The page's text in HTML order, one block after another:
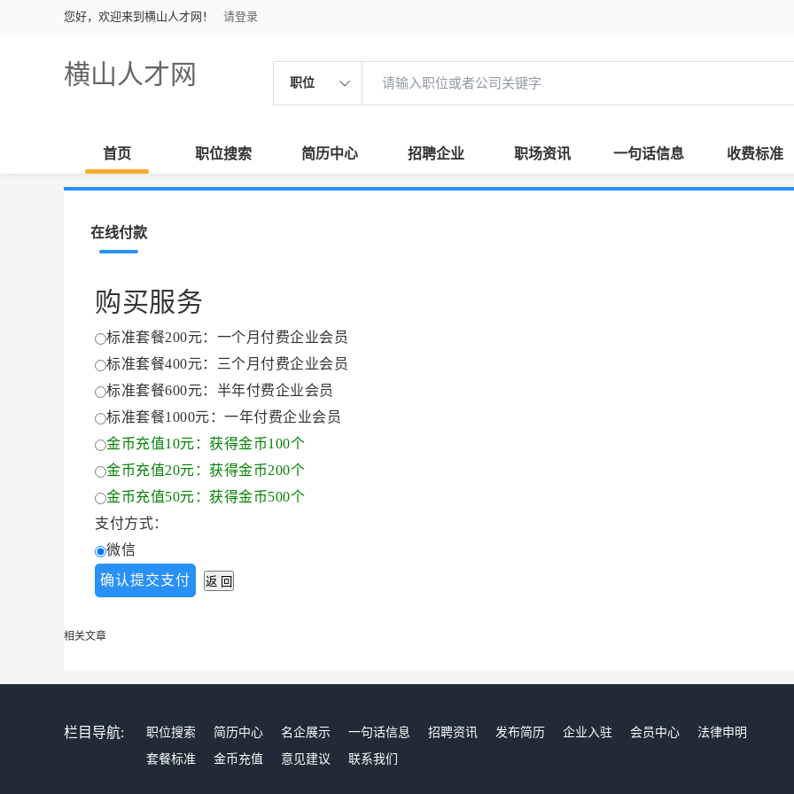
您好，欢迎来到横山人才网！ 请登录
横山人才网 职位
首页 职位搜索 简历中心 招聘企业 职场资讯 一句话信息 收费标准
在线付款
购买服务
标准套餐200元：一个月付费企业会员
标准套餐400元：三个月付费企业会员
标准套餐600元：半年付费企业会员
标准套餐1000元：一年付费企业会员
金币充值10元：获得金币100个
金币充值20元：获得金币200个
金币充值50元：获得金币500个
支付方式：
微信
相关文章
栏目导航: 职位搜索 简历中心 名企展示 一句话信息 招聘资讯 发布简历 企业入驻 会员中心
法律申明
套餐标准
金币充值 意见建议 联系我们